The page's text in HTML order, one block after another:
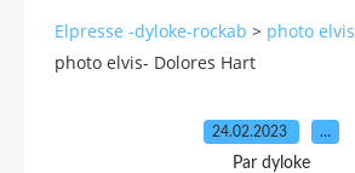
Elpresse -dyloke-rockab > photo elvis
photo elvis- Dolores Hart
24.02.2023 …
Par dyloke